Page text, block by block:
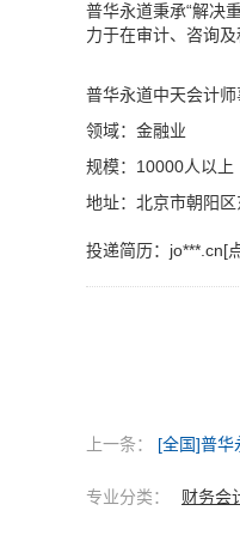
普华永道秉承“解决
力于在审计、咨询
普华永道中天会计
领域：金融业
规模：10000人以上
地址：北京市朝阳
投递简历： jo***.cn[
上一条：
专业分类： 财务会